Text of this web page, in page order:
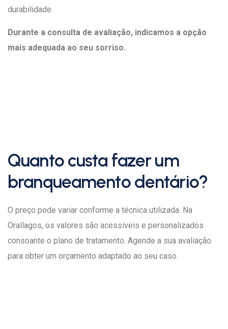
durabilidade.
Durante a consulta de avaliação, indicamos a opção
mais adequada ao seu sorriso.
Quanto custa fazer um
branqueamento dentário?
O preço pode variar conforme a técnica utilizada. Na
Orallagos, os valores são acessíveis e personalizados
consoante o plano de tratamento. Agende a sua avaliação
para obter um orçamento adaptado ao seu caso.